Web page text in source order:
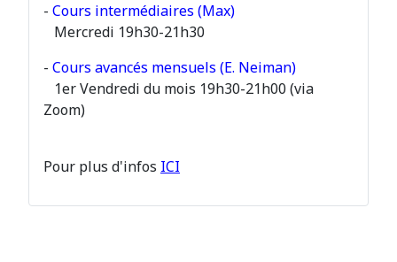
- Cours intermédiaires (Max)
Mercredi 19h30-21h30
- Cours avancés mensuels (E. Neiman)
1er Vendredi du mois 19h30-21h00 (via
Zoom)
Pour plus d'infos ICI